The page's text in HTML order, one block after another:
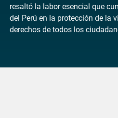
resaltó la labor esencial que
del Perú en la protección de la
derechos de todos los